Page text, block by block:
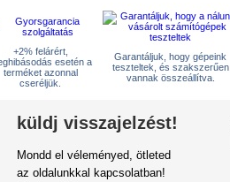
+2% felárért,
esetén a
terméket azonnal
cseréljük.
Garantáljuk, hogy gépeink
teszteltek, és szakszerűen
vannak összeállítva.
küldj visszajelzést!
Mondd el véleményed, ötleted
az oldalunkkal kapcsolatban!